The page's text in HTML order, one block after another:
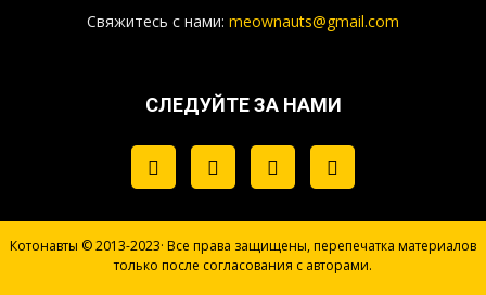
Свяжитесь с нами: meownauts@gmail.com
СЛЕДУЙТЕ ЗА НАМИ
Котонавты © 2013-2023· Все права защищены, перепечатка материалов
только после согласования с авторами.